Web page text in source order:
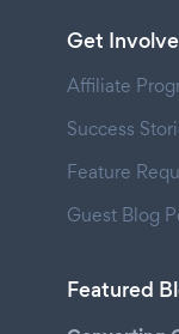
Get
Affiliate
Success
Feature
Guest Blog
Featured